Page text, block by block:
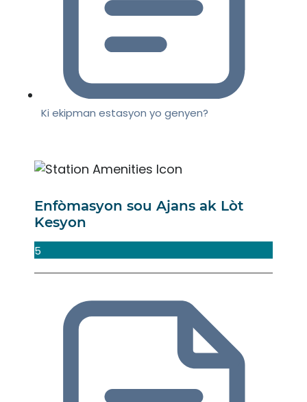
Ki ekipman estasyon yo genyen?
Enfòmasyon sou Ajans ak Lòt
Kesyon
5